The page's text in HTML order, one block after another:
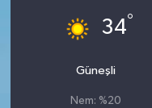
34°
Güneşli
Nem: %20